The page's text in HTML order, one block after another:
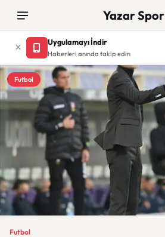
Yazar Spor
Uygulamayı İndir
Haberleri anında takip edin
Futbol
Futbol